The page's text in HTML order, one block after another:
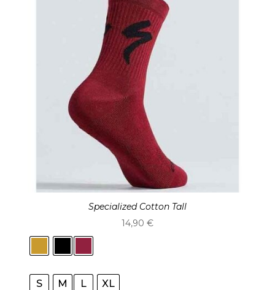
Specialized Cotton Tall
14,90 €
S M L XL